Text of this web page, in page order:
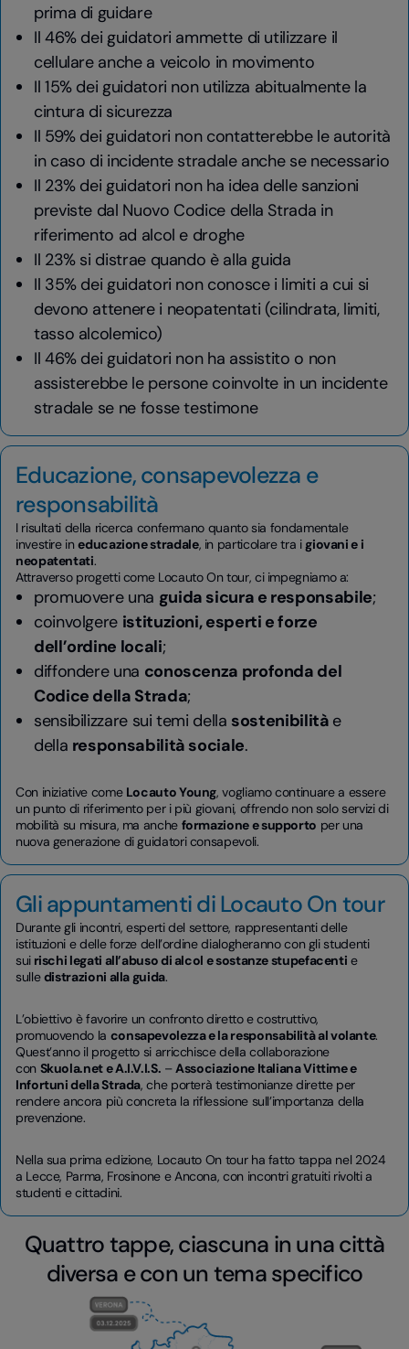
prima di guidare
Il 46% dei guidatori ammette di utilizzare il
cellulare anche a veicolo in movimento
Il 15% dei guidatori non utilizza abitualmente la
cintura di sicurezza
Il 59% dei guidatori non contatterebbe le autorità
in caso di incidente stradale anche se necessario
Il 23% dei guidatori non ha idea delle sanzioni
previste dal Nuovo Codice della Strada in
riferimento ad alcol e droghe
Il 23% si distrae quando è alla guida
Il 35% dei guidatori non conosce i limiti a cui si
devono attenere i neopatentati (cilindrata, limiti,
tasso alcolemico)
Il 46% dei guidatori non ha assistito o non
assisterebbe le persone coinvolte in un incidente
stradale se ne fosse testimone
Educazione, consapevolezza e
responsabilità
I risultati della ricerca confermano quanto sia fondamentale
investire ineducazione stradale, in particolare tra igiovani e i
neopatentati.
Attraverso progetti come Locauto On tour, ci impegniamo a:
promuovere una guida sicura e responsabile;
coinvolgere istituzioni, esperti e forze
dell’ordine locali;
diffondere una conoscenza profonda del
Codice della Strada;
sensibilizzare sui temi della sostenibilità e
della responsabilità sociale.
Con iniziative come Locauto Young, vogliamo continuare a essere
un punto di riferimento per i più giovani, offrendo non solo servizi di
mobilità su misura, ma anche formazione e supporto per una
nuova generazione di guidatori consapevoli.
Gli appuntamenti di Locauto On tour
Durante gli incontri, esperti del settore, rappresentanti delle
istituzioni e delle forze dell’ordine dialogheranno con gli studenti
suirischi legati all’abuso di alcol e sostanze stupefacenti e
sulledistrazioni alla guida.
L’obiettivo è favorire un confronto diretto e costruttivo,
promuovendo la consapevolezza e la responsabilità al volante.
Quest’anno il progetto si arricchisce della collaborazione
con Skuola.net e A.I.V.I.S. –Associazione Italiana Vittime e
Infortuni della Strada, che porterà testimonianze dirette per
rendere ancora più concreta la riflessione sull’importanza della
prevenzione.
Nella sua prima edizione, Locauto On tour ha fatto tappa nel 2024
a Lecce, Parma, Frosinone e Ancona, con incontri gratuiti rivolti a
studenti e cittadini.
Quattro tappe, ciascuna in una città
diversa e con un tema specifico